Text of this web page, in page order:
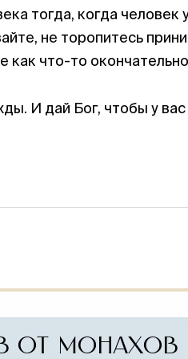
тогда, когда человек
не торопитесь
как что-то
И дай Бог, чтобы у
служение монастыря —
ОТ МОНАХОВ